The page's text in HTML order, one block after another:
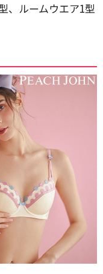
、ルームウエア1型